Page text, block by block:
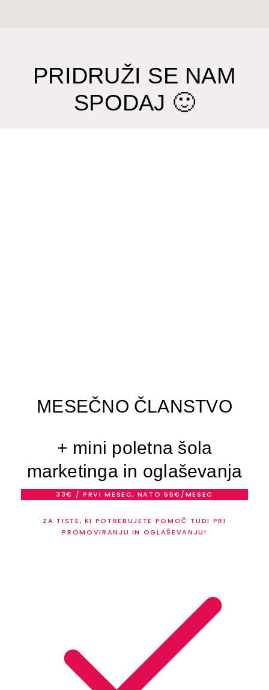
PRIDRUŽI SE NAM
SPODAJ 🙂
MESEČNO ČLANSTVO
+ mini poletna šola
marketinga in oglaševanja
33€ / PRVI MESEC, NATO 55€/MESEC
ZA TISTE, KI POTREBUJETE POMOČ TUDI PRI
PROMOVIRANJU IN OGLAŠEVANJU!